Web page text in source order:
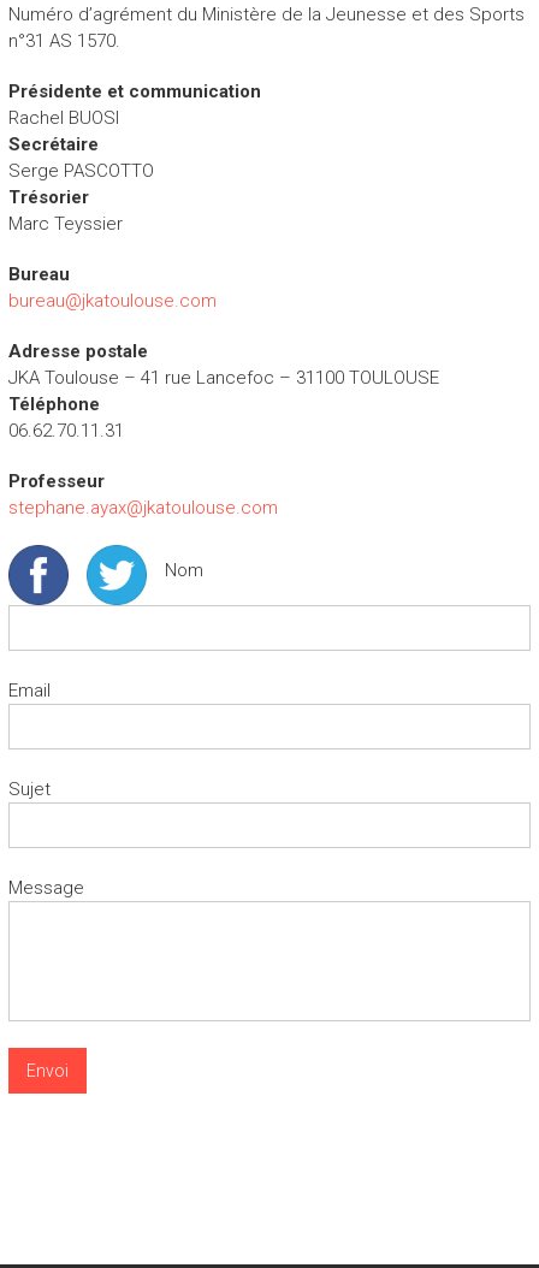
Numéro d’agrément du Ministère de la Jeunesse et des Sports
n°31 AS 1570.
Présidente et communication
Rachel BUOSI
Secrétaire
Serge PASCOTTO
Trésorier
Marc Teyssier
Bureau
bureau@jkatoulouse.com
Adresse postale
JKA Toulouse – 41 rue Lancefoc – 31100 TOULOUSE
Téléphone
06.62.70.11.31
Professeur
stephane.ayax@jkatoulouse.com
Nom
Email
Sujet
Message